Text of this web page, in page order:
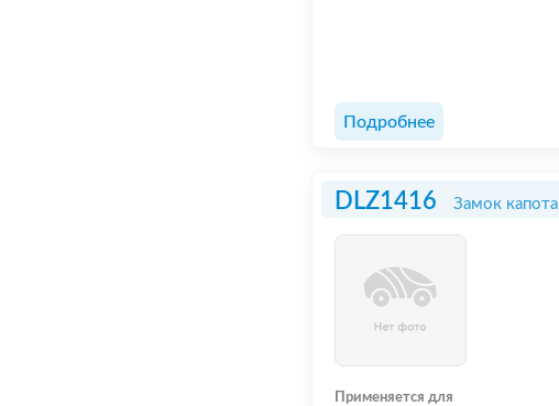
Подробнее
DLZ1416 Замок капота
Применяется для